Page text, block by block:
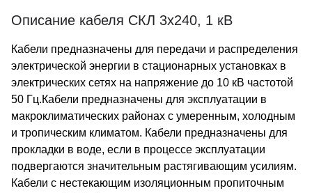
Описание кабеля СКЛ 3х240, 1 кВ
Кабели предназначены для передачи и распределения
электрической энергии в стационарных установках в
электрических сетях на напряжение до 10 кВ частотой
50 Гц.Кабели предназначены для эксплуатации в
макроклиматических районах с умеренным, холодным
и тропическим климатом. Кабели предназначены для
прокладки в воде, если в процессе эксплуатации
подвергаются значительным растягивающим усилиям.
Кабели с нестекающим изоляционным пропиточным